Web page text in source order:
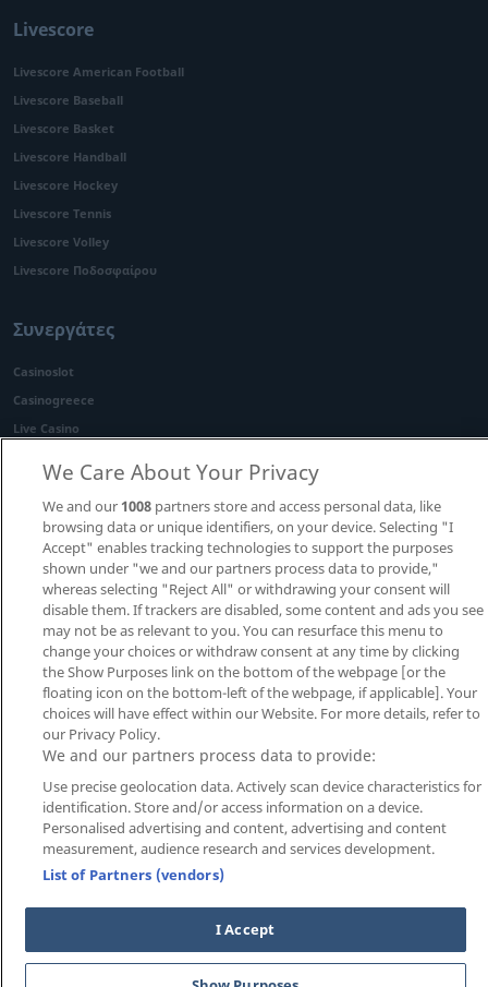
Παίξε Νόμιμα
Livescore
Livescore American Football
Livescore Baseball
Livescore Basket
Livescore Handball
Livescore Hockey
Livescore Tennis
Livescore Volley
Livescore Ποδοσφαίρου
Συνεργάτες
Casinoslot
Casinogreece
Live Casino
Πολιτική
Απορρήτου
Πολιτική Χρήσης
Cookies
Υπεύθυνος
Στοιχηματισμός
©2026LiveagonesAll rights reserved.
21+
We Care About Your Privacy
We and our 1008partners store and access personal data, like
browsing data or unique identifiers, on your device. Selecting "I
Accept" enables tracking technologies to support the purposes
shown under "we and our partners process data to provide,"
whereas selecting "Reject All" or withdrawing your consent will
disable them. If trackers are disabled, some content and ads you see
may not be as relevant to you. You can resurface this menu to
change your choices or withdraw consent at any time by clicking
the Show Purposes link on the bottom of the webpage [or the
floating icon on the bottom-left of the webpage, if applicable]. Your
choices will have effect within our Website. For more details, refer to
our Privacy Policy.
We and our partners process data to provide:
Use precise geolocation data. Actively scan device characteristics for
identification. Store and/or access information on a device.
Personalised advertising and content, advertising and content
measurement, audience research and services development.
List of Partners (vendors)
I Accept